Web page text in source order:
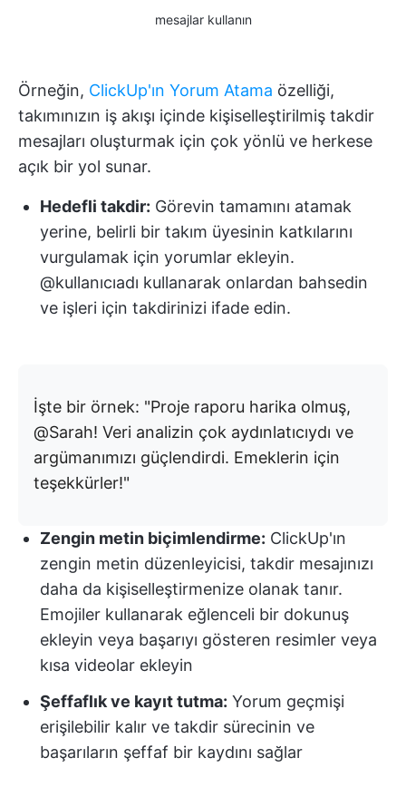
mesajlar kullanın
Örneğin, ClickUp'ın Yorum Atama özelliği,
takımınızın iş akışı içinde kişiselleştirilmiş takdir
mesajları oluşturmak için çok yönlü ve herkese
açık bir yol sunar.
Hedefli takdir: Görevin tamamını atamak
yerine, belirli bir takım üyesinin katkılarını
vurgulamak için yorumlar ekleyin.
@kullanıcıadı kullanarak onlardan bahsedin
ve işleri için takdirinizi ifade edin.
İşte bir örnek: "Proje raporu harika olmuş,
@Sarah! Veri analizin çok aydınlatıcıydı ve
argümanımızı güçlendirdi. Emeklerin için
teşekkürler!"
Zengin metin biçimlendirme: ClickUp'ın
zengin metin düzenleyicisi, takdir mesajınızı
daha da kişiselleştirmenize olanak tanır.
Emojiler kullanarak eğlenceli bir dokunuş
ekleyin veya başarıyı gösteren resimler veya
kısa videolar ekleyin
Şeffaflık ve kayıt tutma: Yorum geçmişi
erişilebilir kalır ve takdir sürecinin ve
başarıların şeffaf bir kaydını sağlar